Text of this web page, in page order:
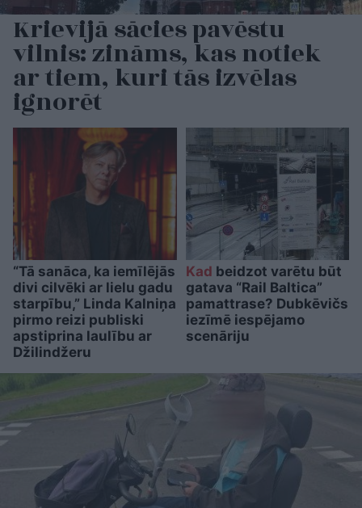
Krievijā sācies pavēstu
vilnis: zināms, kas notiek
ar tiem, kuri tās izvēlas
ignorēt
“Tā sanāca, ka iemīlējās
divi cilvēki ar lielu gadu
starpību,” Linda Kalniņa
pirmo reizi publiski
apstiprina laulību ar
Džilindžeru
Kad beidzot varētu būt
gatava “Rail Baltica”
pamattrase? Dubkēvičs
iezīmē iespējamo
scenāriju